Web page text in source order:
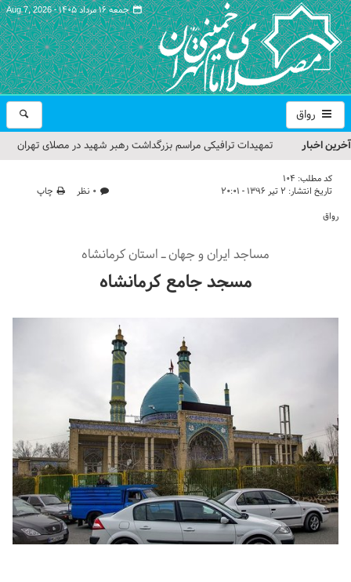
جمعه ۱۶ مرداد ۱۴۰۵ - Aug 7, 2026
رواق
آخرین اخبار
تمهیدات ترافیکی مراسم بزرگداشت رهبر شهید در مصلای تهران
حجت‌الاسلام حاج علی‌اکبری؛ خطیب این هفته نماز جمعه تهران
معظم انقلاب
گزارش تصویری| مراسم نماز بر پیکر امام شهید انقلاب اسلامی ایران
گزارش تصویری| مراسم بزرگداشت آقای شهید ایران
کد مطلب: 104
تاریخ انتشار: ۲ تیر ۱۳۹۶ - ۲۰:۰۱ ۰ نظر
چاپ
رواق
مساجد ایران و جهان ـ استان کرمانشاه
مسجد جامع کرمانشاه